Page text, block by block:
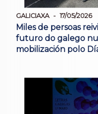
GALICIAXA 17/05/2026
Miles de persoas
futuro do galego
mobilización polo